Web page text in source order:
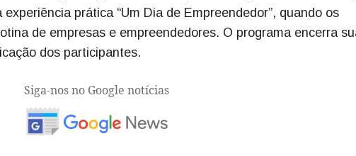
prática “Um Dia de Empreendedor”, quando os
de empresas e empreendedores. O programa encerra
dos participantes.
Siga-nos no Google notícias